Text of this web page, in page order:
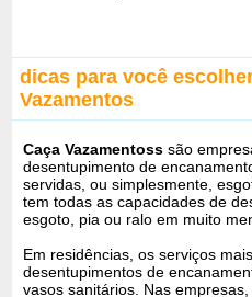
dicas para você
Vazamentos
Caça Vazamentoss são
desentupimento de
servidas, ou simplesmente,
tem todas as capacidades de
esgoto, pia ou ralo em muito
Em residências, os serviços
desentupimentos de
vasos sanitários. Nas